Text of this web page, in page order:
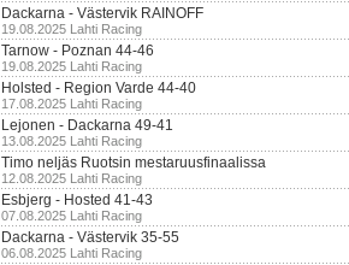
Dackarna - Västervik RAINOFF
19.08.2025 Lahti Racing
Tarnow - Poznan 44-46
19.08.2025 Lahti Racing
Holsted - Region Varde 44-40
17.08.2025 Lahti Racing
Lejonen - Dackarna 49-41
13.08.2025 Lahti Racing
Timo neljäs Ruotsin mestaruusfinaalissa
12.08.2025 Lahti Racing
Esbjerg - Hosted 41-43
07.08.2025 Lahti Racing
Dackarna - Västervik 35-55
06.08.2025 Lahti Racing